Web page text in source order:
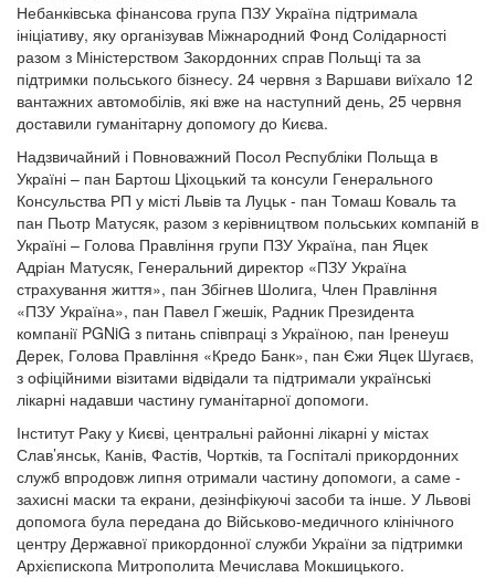
Небанківська фінансова група ПЗУ Україна підтримала
ініціативу, яку організував Міжнародний Фонд Солідарності
разом з Міністерством Закордонних справ Польщі та за
підтримки польського бізнесу. 24 червня з Варшави виїхало 12
вантажних автомобілів, які вже на наступний день, 25 червня
доставили гуманітарну допомогу до Києва.
Надзвичайний і Повноважний Посол Республіки Польща в
Україні – пан Бартош Ціхоцький та консули Генерального
Консульства РП у місті Львів та Луцьк - пан Томаш Коваль та
пан Пьотр Матусяк, разом з керівництвом польських компаній в
Україні – Голова Правління групи ПЗУ Україна, пан Яцек
Адріан Матусяк, Генеральний директор «ПЗУ Україна
страхування життя», пан Збігнев Шолига, Член Правління
«ПЗУ Україна», пан Павел Гжешік, Радник Президента
компанії PGNiG з питань співпраці з Україною, пан Іренеуш
Дерек, Голова Правління «Кредо Банк», пан Єжи Яцек Шугаєв,
з офіційними візитами відвідали та підтримали українські
лікарні надавши частину гуманітарної допомоги.
Інститут Раку у Києві, центральні районні лікарні у містах
Слав’янськ, Канів, Фастів, Чортків, та Госпіталі прикордонних
служб впродовж липня отримали частину допомоги, а саме -
захисні маски та екрани, дезінфікуючі засоби та інше. У Львові
допомога була передана до Військово-медичного клінічного
центру Державної прикордонної служби України за підтримки
Архієпископа Митрополита Мечислава Мокшицького.